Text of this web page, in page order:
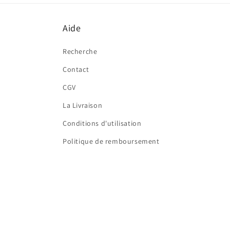
Aide
Recherche
Contact
CGV
La Livraison
Conditions d'utilisation
Politique de remboursement